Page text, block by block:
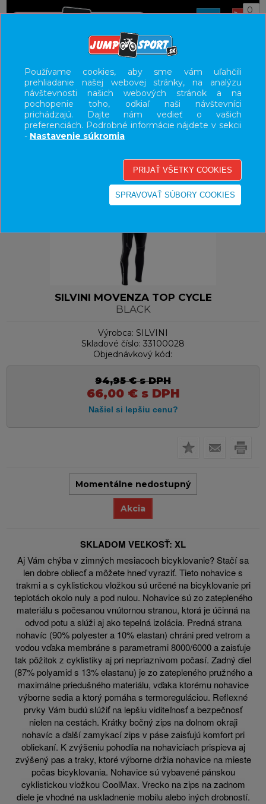
0
UŽÍVATEĽSKÝ PANEL
KATEGÓRIE
HLAVNÉ MENU
-30%
SILVINI MOVENZA TOP CYCLE
BLACK
Výrobca: SILVINI
Skladové číslo: 33100028
Objednávkový kód:
94,95 €s DPH
66,00 €s DPH
Momentálne nedostupný
Akcia
SKLADOM VEĽKOSŤ: XL
Aj Vám chýba v zimných mesiacoch bicyklovanie? Stačí sa
len dobre obliecť a môžete hneď vyraziť. Tieto nohavice s
trakmi a s cyklistickou vložkou sú určené na bicyklovanie pri
teplotách okolo nuly a pod nulou. Nohavice sú zo zatepleného
materiálu s počesanou vnútornou stranou, ktorá je účinná na
odvod potu a slúži aj ako tepelná izolácia. Predná strana
nohavíc (90% polyester a 10% elastan) chráni pred vetrom a
vodou vďaka membráne s parametrami 8000/6000 a zaisťuje
tak pôžitok z cyklistiky aj pri nepriaznivom počasí. Zadný diel
(87% polyamid s 13% elastanu) je zo zatepleného pružného a
maximálne priedušného materiálu, vďaka ktorému nohavice
výborne sedia a ktorý pomáha s termoreguláciou. Reflexné
prvky Vám budú slúžiť na lepšiu viditeľnosť a bezpečnosť
nielen na cestách. Krátky bočný zips na dolnom okraji
nohavíc a ďalší zamykací zips v páse zaisťujú komfort pri
obliekaní. K zvýšeniu pohodlia na nohaviciach prispieva aj
zvýšený pas a traky, ktoré výborne držia nohavice na mieste
počas bicyklovania. Nohavice sú vybavené pánskou
cyklistickou vložkou CoolMax. Vrecko na zips na zadnom
diele je vhodné na uskladnenie mobilu alebo iných drobností.
Používame cookies, aby sme vám uľahčili
prehliadanie našej webovej stránky, na analýzu
návštevnosti našich webových stránok a na
pochopenie toho, odkiaľ naši návštevníci
prichádzajú. Dajte nám vedieť o vašich
preferenciách. Podrobné informácie nájdete v sekcii
- Nastavenie súkromia